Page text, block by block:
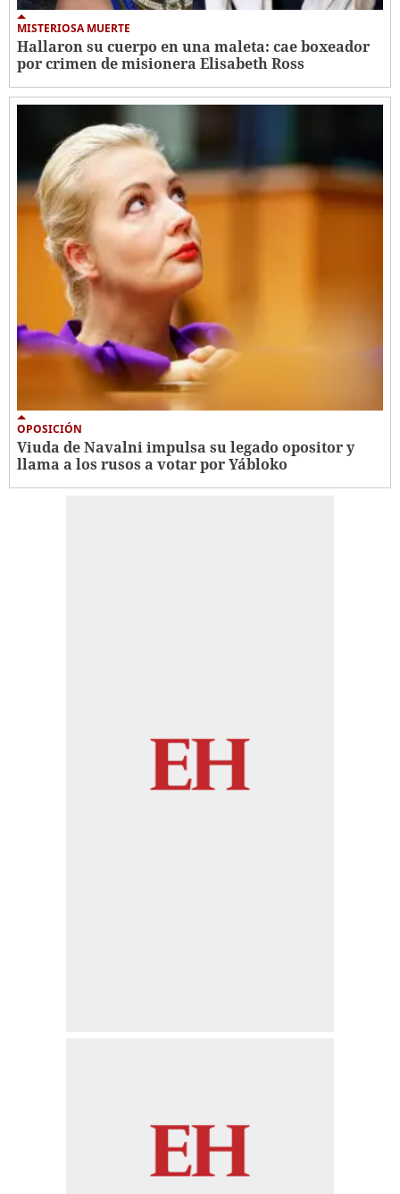
MISTERIOSA MUERTE
Hallaron su cuerpo en una maleta: cae boxeador
por crimen de misionera Elisabeth Ross
OPOSICIÓN
Viuda de Navalni impulsa su legado opositor y
llama a los rusos a votar por Yábloko